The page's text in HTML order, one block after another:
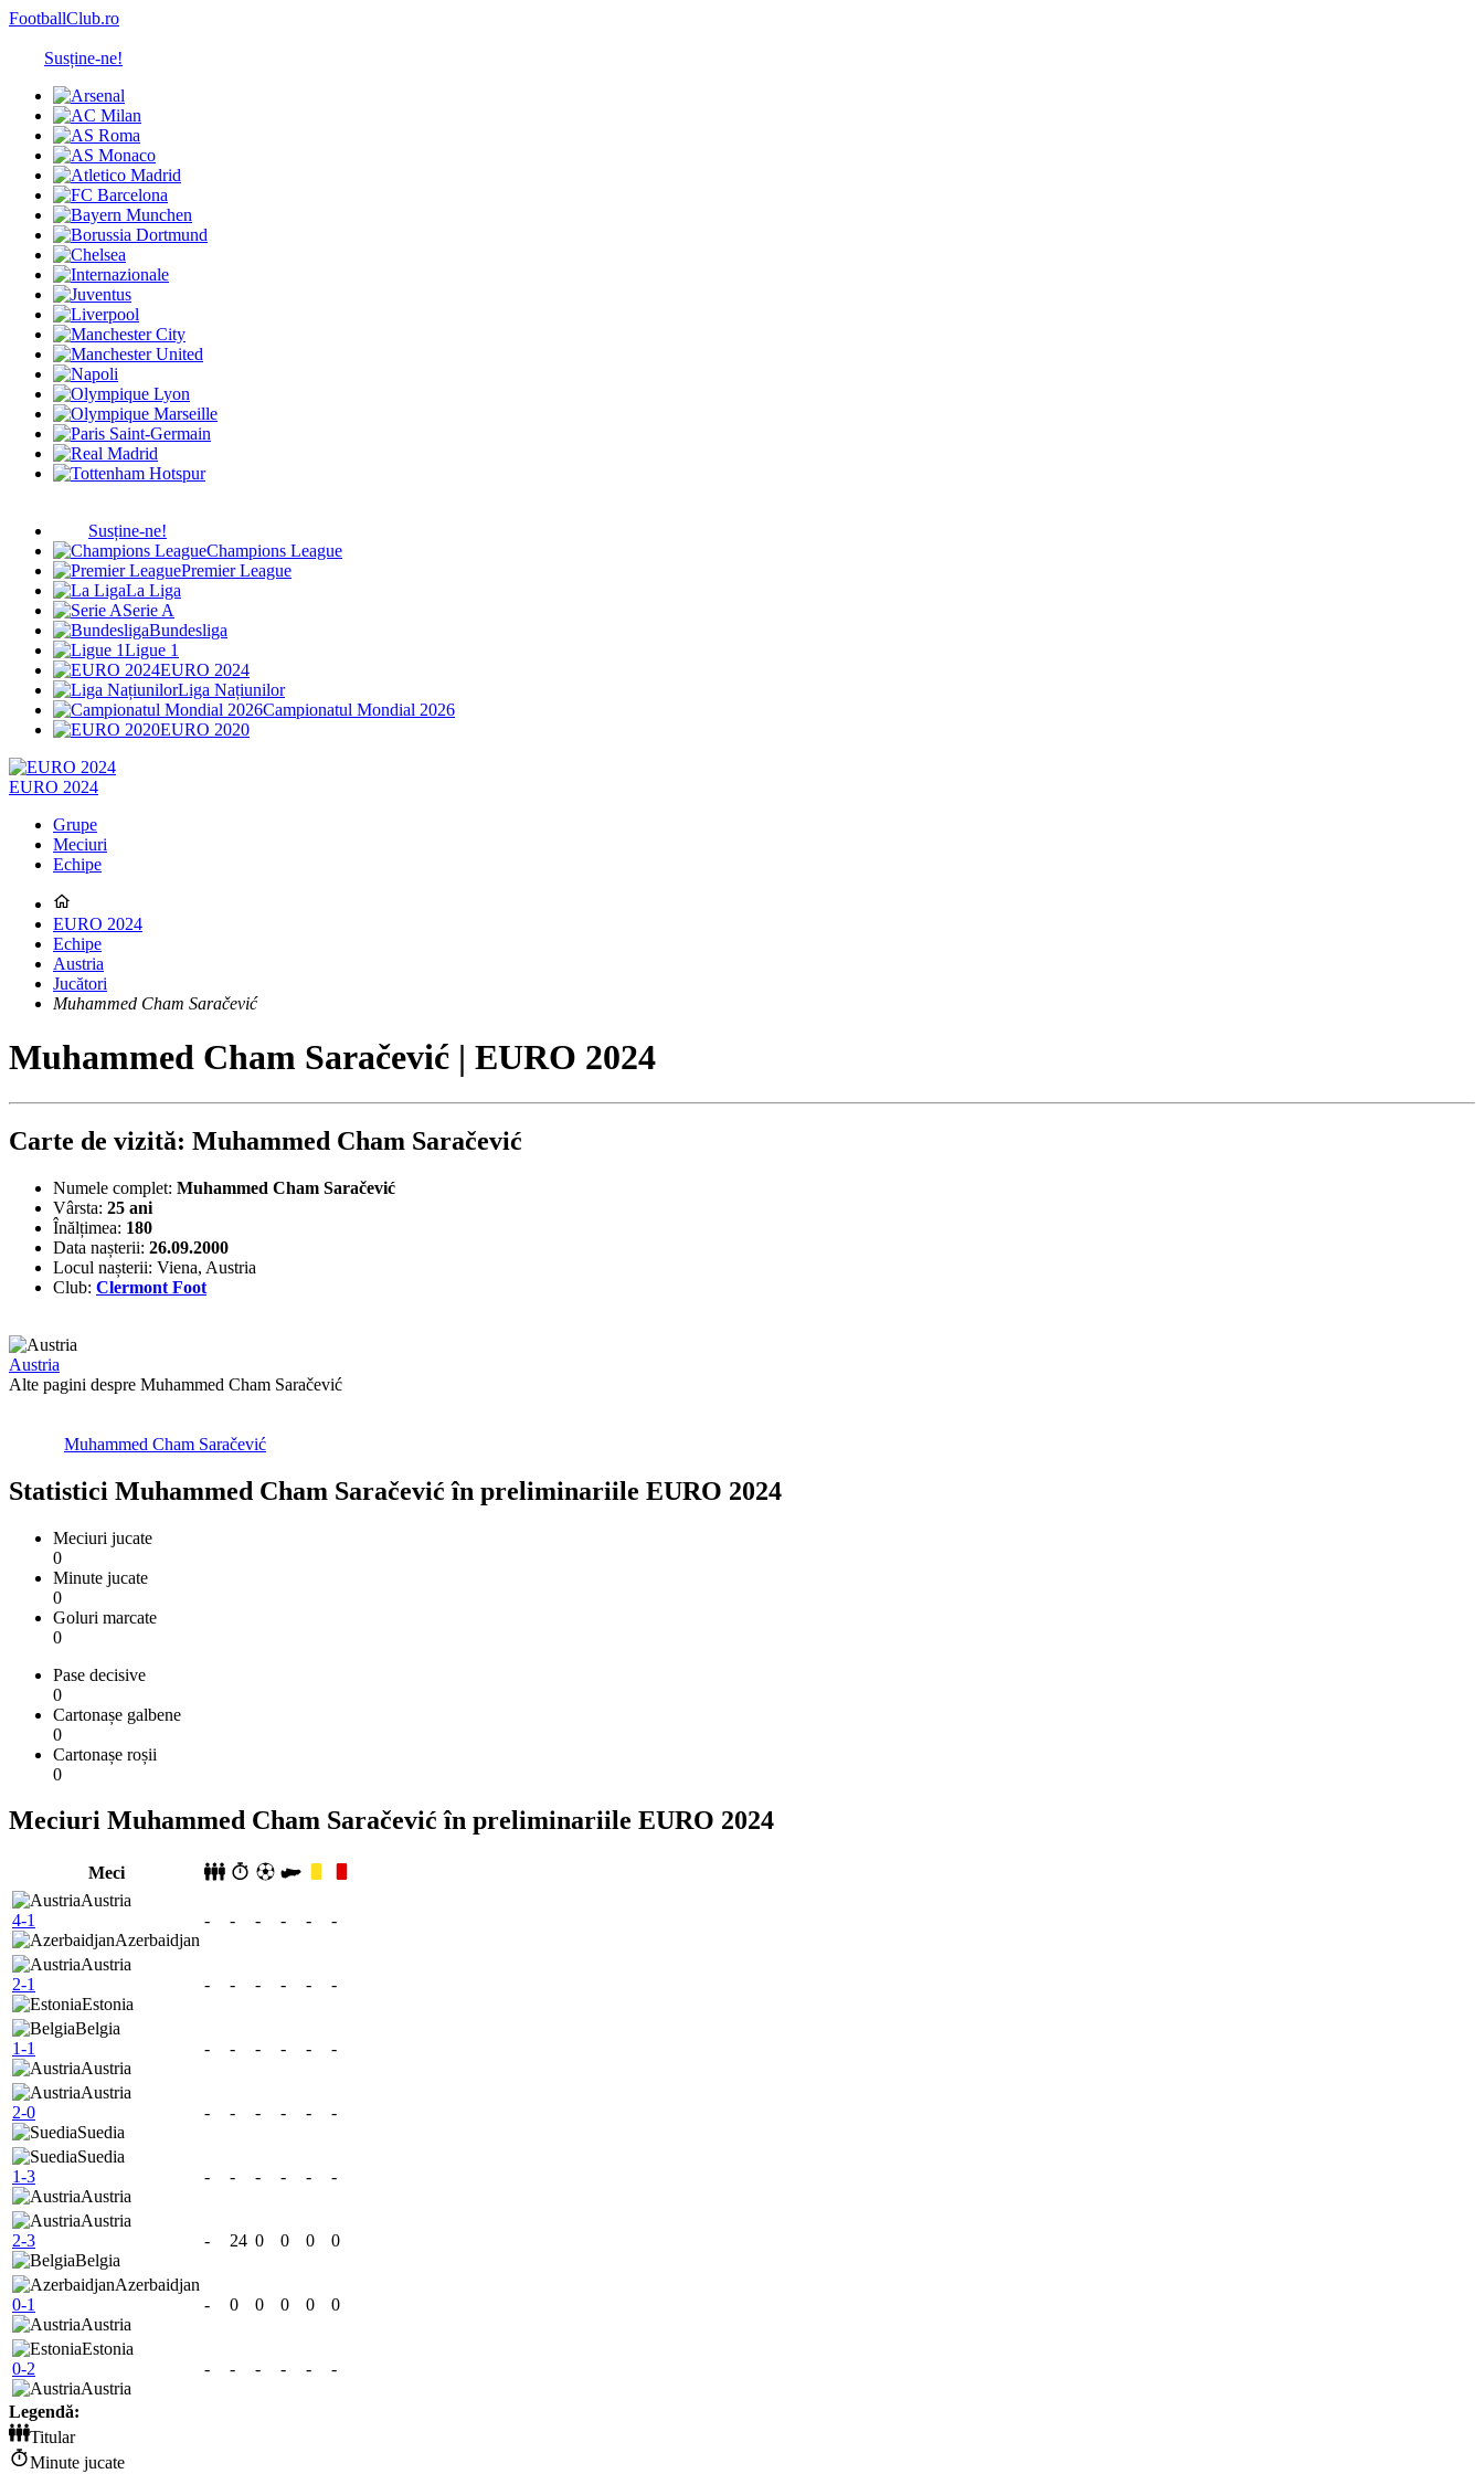
FootballClub.ro
Susține-ne!
Susține-ne!
Champions League
Premier League
La Liga
Serie A
Bundesliga
Ligue 1
EURO 2024
Liga Națiunilor
Campionatul Mondial 2026
EURO 2020
EURO 2024
Grupe
Meciuri
Echipe
EURO 2024
Echipe
Austria
Jucători
Muhammed Cham Saračević
Muhammed Cham Saračević | EURO 2024
Carte de vizită: Muhammed Cham Saračević
Numele complet: Muhammed Cham Saračević
Vârsta: 25 ani
Înălțimea: 180
Data nașterii: 26.09.2000
Locul nașterii: Viena, Austria
Club: Clermont Foot
Austria
Alte pagini despre Muhammed Cham Saračević
Muhammed Cham Saračević
Statistici Muhammed Cham Saračević în preliminariile EURO 2024
Meciuri jucate
0
Minute jucate
0
Goluri marcate
0
Pase decisive
0
Cartonașe galbene
0
Cartonașe roșii
0
Meciuri Muhammed Cham Saračević în preliminariile EURO 2024
Meci
Austria
4-1
Azerbaidjan
- - - - - -
Austria
2-1
Estonia
- - - - - -
Belgia
1-1
Austria
- - - - - -
Austria
2-0
Suedia
- - - - - -
Suedia
1-3
Austria
- - - - - -
Austria
2-3
Belgia
- 24 0 0 0 0
Azerbaidjan
0-1
Austria
- 0 0 0 0 0
Estonia
0-2
Austria
- - - - - -
Legendă:
Titular
Minute jucate